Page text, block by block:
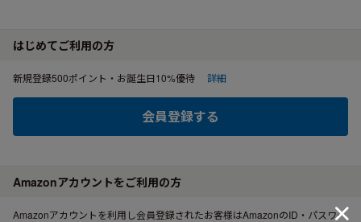
はじめてご利用の方
新規登録500ポイント・お誕生日10%優待 詳細
会員登録する
Amazonアカウントをご利用の方
Amazonアカウントを利用し会員登録されたお客様はAmazonのID・パスワー